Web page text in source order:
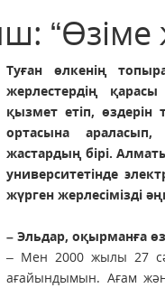
“Өзіме
Туған өлкенің
жерлестердің
қызмет етіп,
ортасына
жастардың бірі.
университетінде
жүрген жерлесімізді
– Эльдар, оқырманға
– Мен 2000 жылы 27
ағайындымын. Ағам